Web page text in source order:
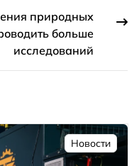
природных
больше
исследований
Новости